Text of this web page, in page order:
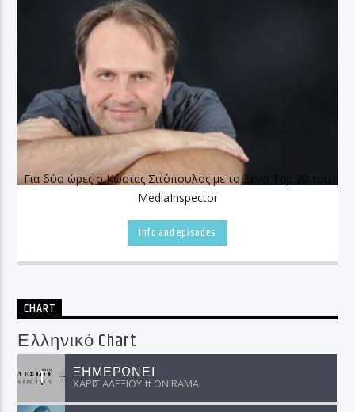
Για δύο ώρες ο Κώστας Σιτόπουλος με το Ξένο Top 20 του
MediaInspector
Info and episodes
CHART
Ελληνικό Chart
1 ΞΗΜΕΡΩΝΕΙ
ΧΑΡΙΣ ΑΛΕΞΙΟΥ ft ΟNIRAMA